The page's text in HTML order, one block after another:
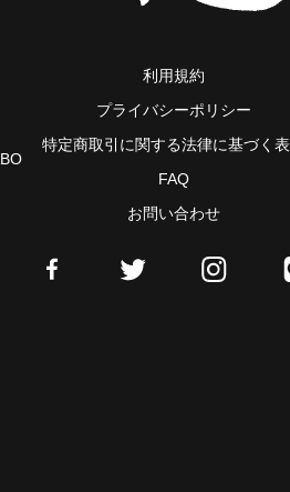
利用規約
プライバシーポリシー
特定商取引に関する法律に基づく
FAQ
お問い合わせ